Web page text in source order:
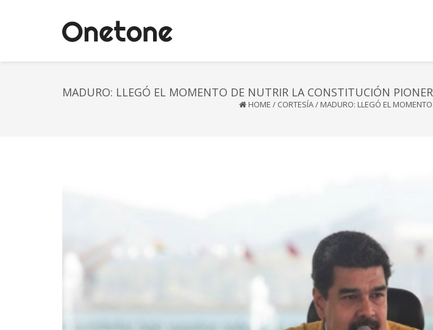
MADURO: LLEGÓ EL MOMENTO DE NUTRIR LA CONSTITUCIÓN
HOME / CORTESÍA/ MADURO: LLEGÓ EL